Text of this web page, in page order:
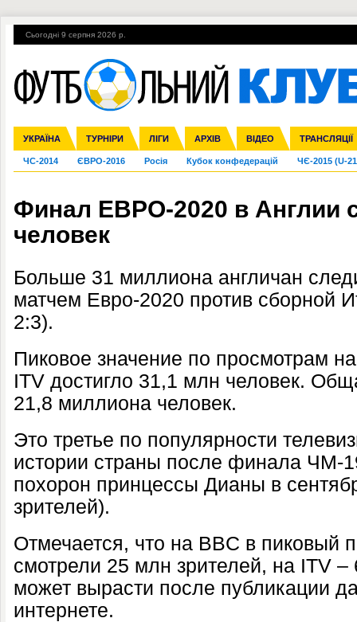
Сьогодні 9 серпня 2026 р.
УКРАЇНА ТУРНІРИ ЛІГИ АРХІВ ВІДЕО ТРАНСЛЯЦІЇ
Збірна Прем'єр-ліга Перша ліга Друга ліга Кубок України
Ліга чемпіонів Ліга Європи Міжнародні Ліга націй Ліга
Англія Іспанія Італія Німеччина Франція Інші
ЧС-2014 ЄВРО-2016 Росія Кубок конфедерацій ЧЄ-2015 (U-
Гарячі теми УПЛ, 2-й тур ВІЙНА УПЛ-ПЕРЕХОДИ
Финал ЕВРО-2020 в Англии
человек
Больше 31 миллиона англичан
матчем Евро-2020 против сборной
2:3).
Пиковое значение по просмотрам
ITV достигло 31,1 млн человек.
21,8 миллиона человек.
Это третье по популярности
истории страны после финала ЧМ-
похорон принцессы Дианы в
зрителей).
Отмечается, что на BBC в пиковый
смотрели 25 млн зрителей, на ITV
может вырасти после публикации
интернете.